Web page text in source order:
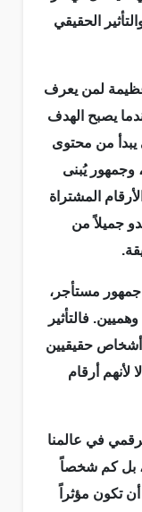
الحقيقي
عظيمة لمن يعرف
يصبح الهدف
يبدأ من محتوى
يُبنى
المشتراة
جميلاً من
جمهور مستأجر،
فالتأثير
أشخاص حقيقيين
لأنهم أرقام
في عالمنا
بل كم شخصاً
تكون مؤثراً